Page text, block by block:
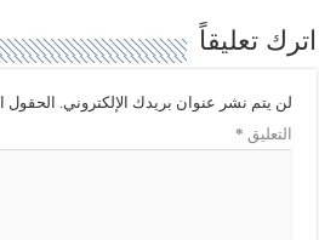
ن
ا
ة
د
ي
ي
ن
ا
ذ
ة
د
اترك تعليقاً
لن يتم نشر عنوان بريدك الإلكتروني. الحقول
التعليق *